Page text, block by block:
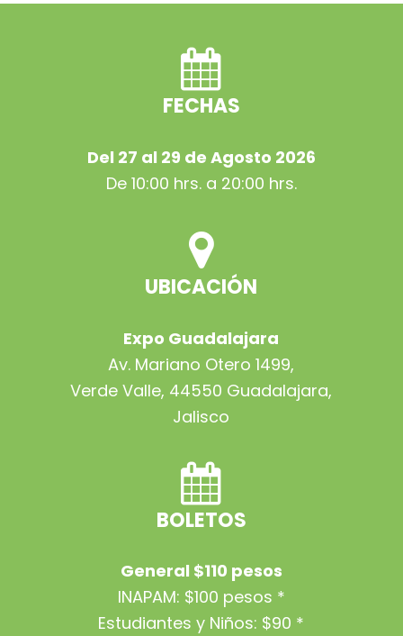
FECHAS
Del 27 al 29 de Agosto 2026
De 10:00 hrs. a 20:00 hrs.
UBICACIÓN
Expo Guadalajara
Av. Mariano Otero 1499,
Verde Valle, 44550 Guadalajara,
Jalisco
BOLETOS
General $110 pesos
INAPAM: $100 pesos *
Estudiantes y Niños: $90 *